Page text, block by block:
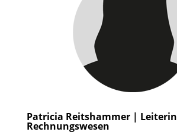
Patricia Reitshammer | Leiterin
Rechnungswesen